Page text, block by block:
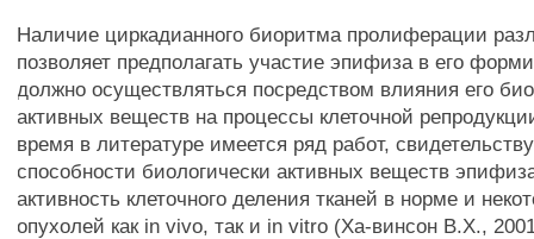
Наличие циркадианного биоритма пролиферации
позволяет предполагать участие эпифиза в его
должно осуществляться посредством влияния его
активных веществ на процессы клеточной
время в литературе имеется ряд работ,
способности биологически активных веществ
активность клеточного деления тканей в норме и
опухолей как in vivo, так и in vitro (Ха-винсон В.Х.,